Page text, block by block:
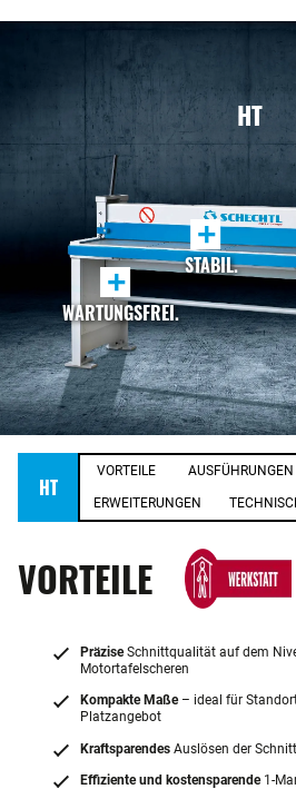
HT
+
STABIL.
+
WARTUNGSFREI.
HT
VORTEILE AUSFÜHRUNGEN
ERWEITERUNGEN
VORTEILE
PräziseSchnittqualität auf dem
Motortafelscheren
Kompakte Maße– ideal für
Platzangebot
Kraftsparendes Auslösen der
Effiziente und kostensparende1-